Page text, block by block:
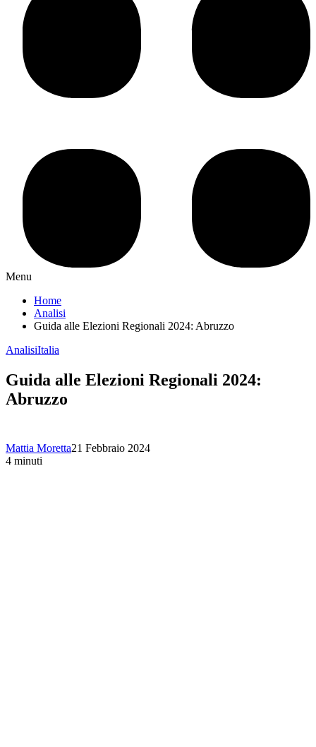
Menu
Home
Analisi
Guida alle Elezioni Regionali 2024: Abruzzo
AnalisiItalia
Guida alle Elezioni Regionali 2024:
Abruzzo
Mattia Moretta21 Febbraio 2024
4 minuti